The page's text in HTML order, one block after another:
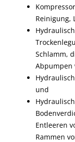
Reinigung,
Schlamm,
Abpumpen
und
Entleeren
Rammen